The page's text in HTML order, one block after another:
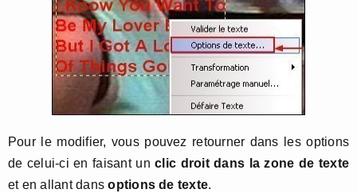
Pour le modifier, vous pouvez retourner dans les options
de celui-ci en faisant unclic droit dans la zone de texte
et en allant dans options de texte.